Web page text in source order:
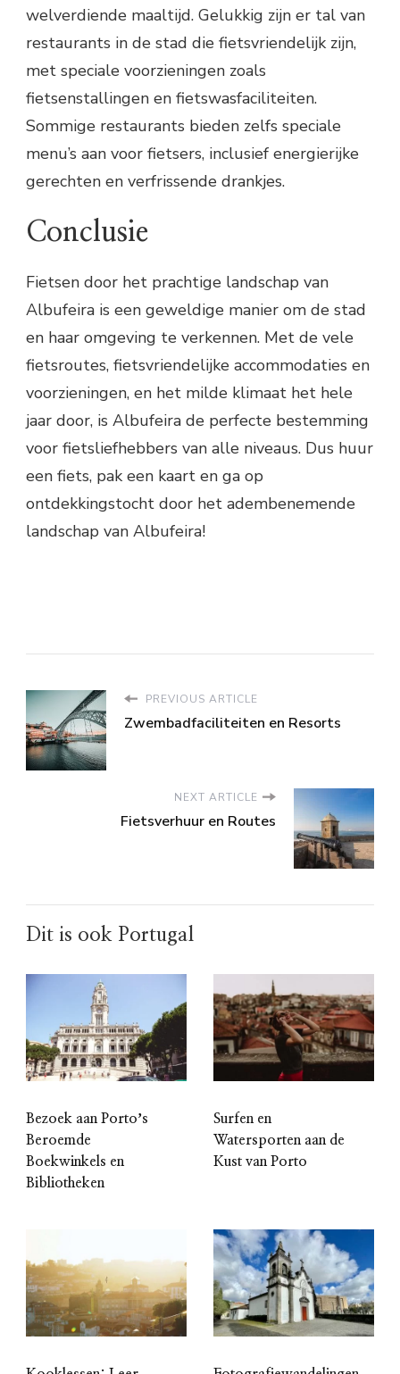
welverdiende maaltijd. Gelukkig zijn er tal van
restaurants in de stad die fietsvriendelijk zijn,
met speciale voorzieningen zoals
fietsenstallingen en fietswasfaciliteiten.
Sommige restaurants bieden zelfs speciale
menu’s aan voor fietsers, inclusief energierijke
gerechten en verfrissende drankjes.
Conclusie
Fietsen door het prachtige landschap van
Albufeira is een geweldige manier om de stad
en haar omgeving te verkennen. Met de vele
fietsroutes, fietsvriendelijke accommodaties en
voorzieningen, en het milde klimaat het hele
jaar door, is Albufeira de perfecte bestemming
voor fietsliefhebbers van alle niveaus. Dus huur
een fiets, pak een kaart en ga op
ontdekkingstocht door het adembenemende
landschap van Albufeira!
PREVIOUS ARTICLE
Zwembadfaciliteiten en Resorts
NEXT ARTICLE
Fietsverhuur en Routes
Dit is ook Portugal
Bezoek aan Portoʼs
Beroemde
Boekwinkels en
Bibliotheken
Surfen en
Watersporten aan de
Kust van Porto